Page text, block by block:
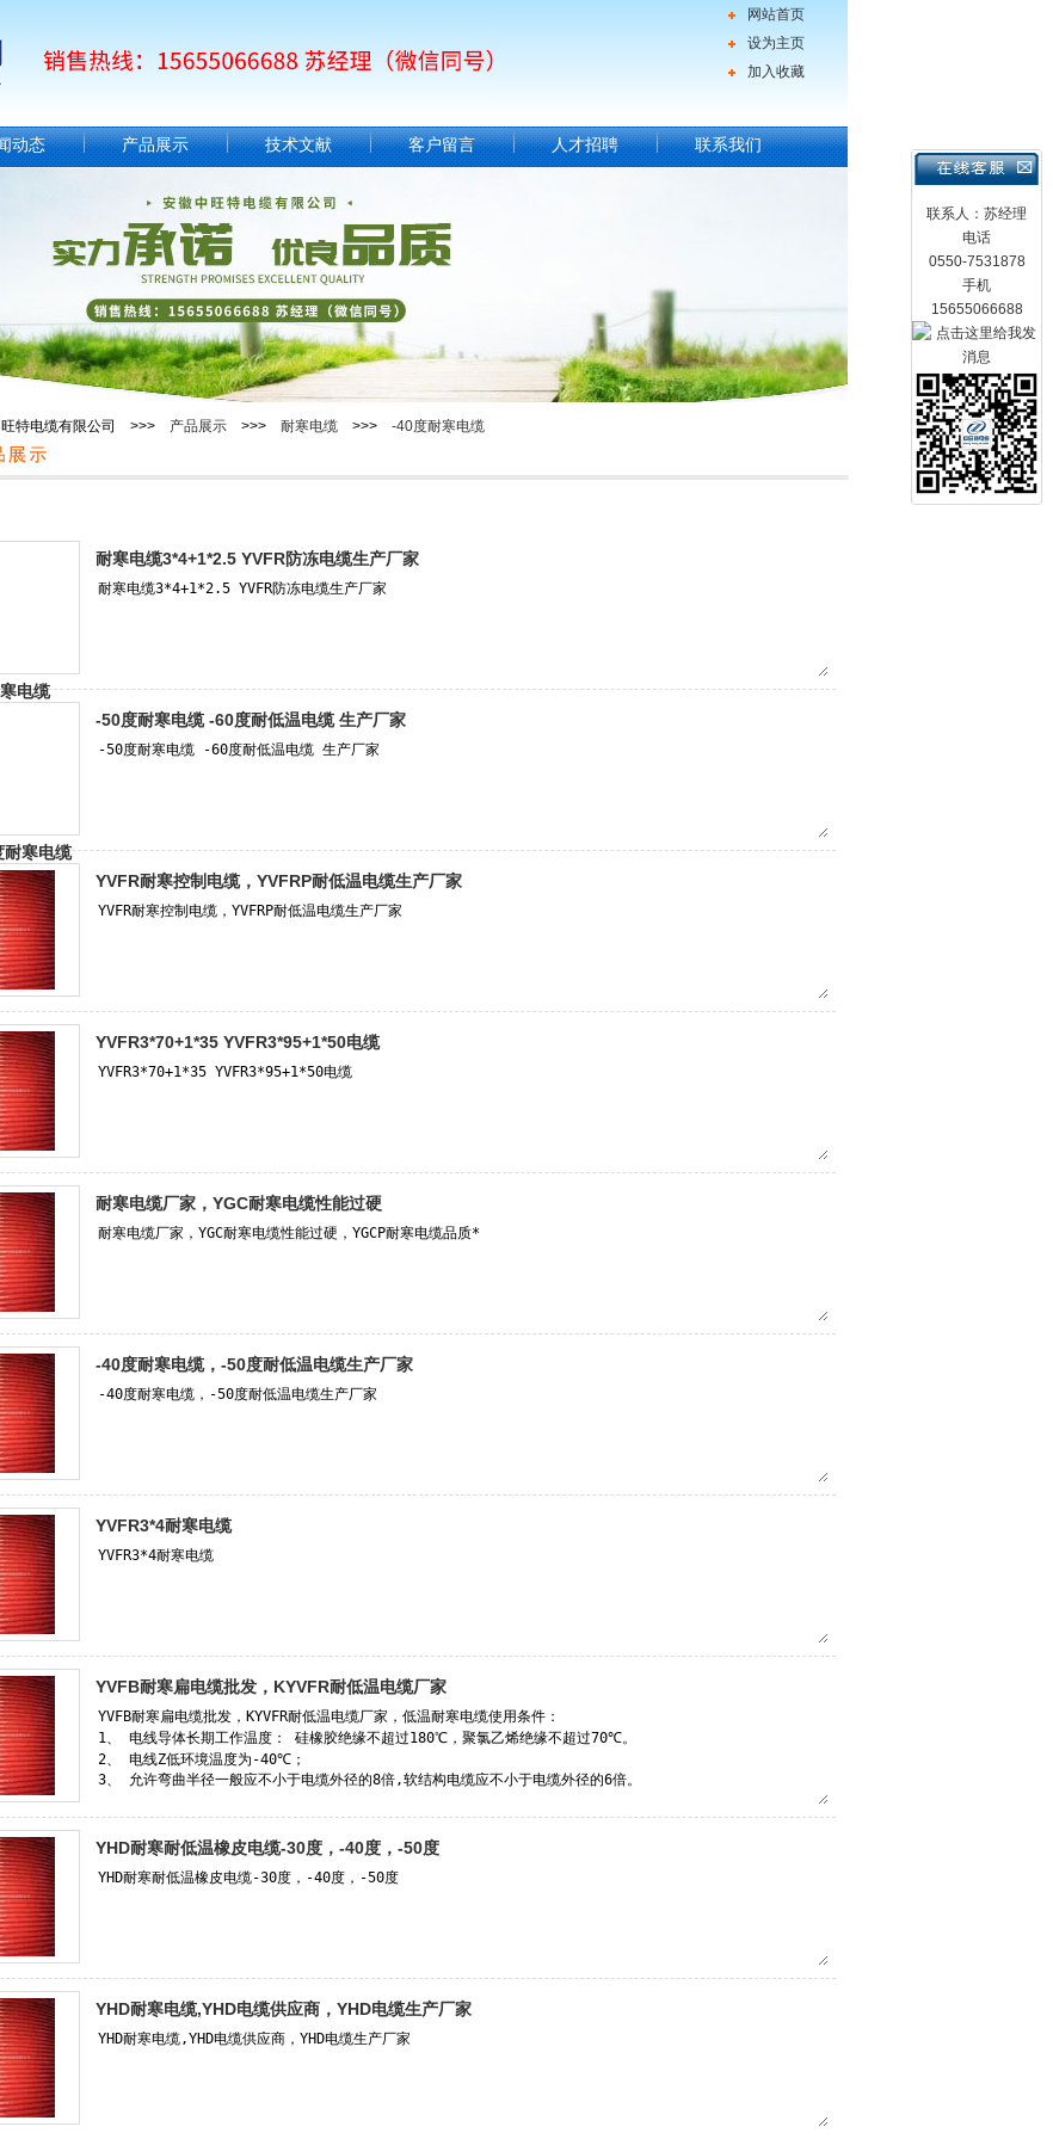
网站首页
设为主页
加入收藏
联系人：苏经理
电话
0550-7531878
手机
15655066688
动态 产品展示 技术文献 客户留言 人才招聘 联系我们
旺特电缆有限公司 >>> 产品展示 >>> 耐寒电缆 >>> -40度耐寒电缆
耐寒电缆3*4+1*2.5 YVFR防冻电缆生产厂家
-50度耐寒电缆 -60度耐低温电缆 生产厂家
YVFR耐寒控制电缆，YVFRP耐低温电缆生产厂家
YVFR3*70+1*35 YVFR3*95+1*50电缆
耐寒电缆厂家，YGC耐寒电缆性能过硬
-40度耐寒电缆，-50度耐低温电缆生产厂家
YVFR3*4耐寒电缆
YVFB耐寒扁电缆批发，KYVFR耐低温电缆厂家
YHD耐寒耐低温橡皮电缆-30度，-40度，-50度
YHD耐寒电缆,YHD电缆供应商，YHD电缆生产厂家